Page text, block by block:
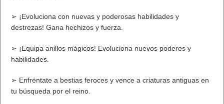
➢ ¡Evoluciona con nuevas y poderosas habilidades y
destrezas! Gana hechizos y fuerza.
➢ ¡Equipa anillos mágicos! Evoluciona nuevos poderes y
habilidades.
➢ Enfréntate a bestias feroces y vence a criaturas antiguas en
tu búsqueda por el reino.